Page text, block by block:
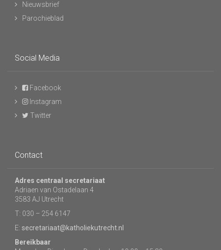
Nieuwsbrief
Parochieblad
Social Media
Facebook
Instagram
Twitter
Contact
Adres centraal secretariaat
Adriaen van Ostadelaan 4
3583 AJ Utrecht
T: 030 – 254 6147
E: secretariaat@katholiekutrecht.nl
Bereikbaar